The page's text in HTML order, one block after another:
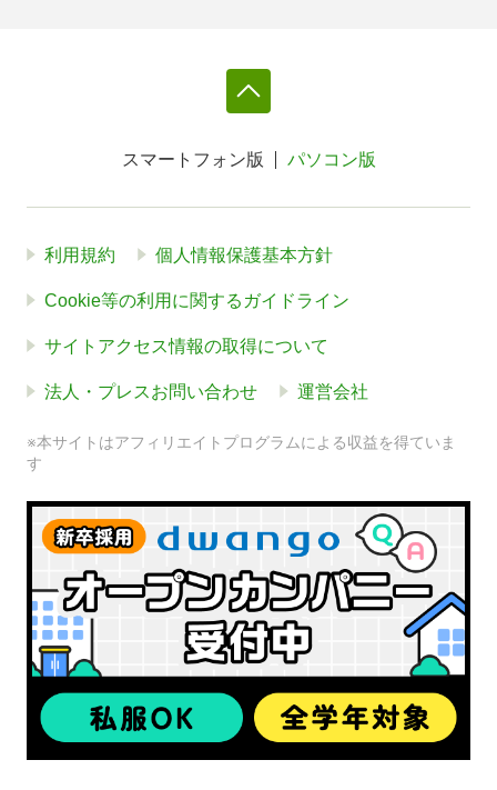
スマートフォン版 パソコン版
利用規約 個人情報保護基本方針
Cookie等の利用に関するガイドライン
サイトアクセス情報の取得について
法人・プレスお問い合わせ 運営会社
※本サイトはアフィリエイトプログラムによる収益を得ていま
す